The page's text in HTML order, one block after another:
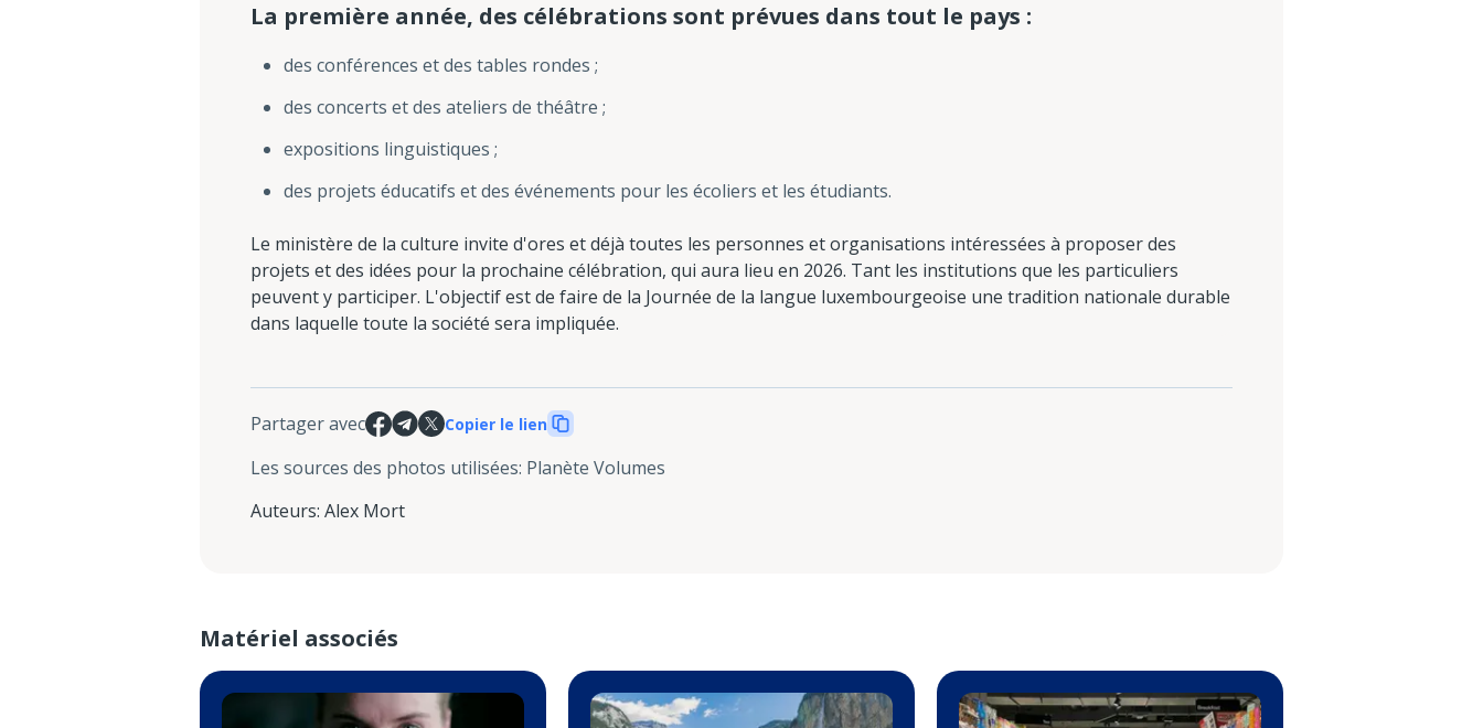
La première année, des célébrations sont prévues dans tout le pays :
des conférences et des tables rondes ;
des concerts et des ateliers de théâtre ;
expositions linguistiques ;
des projets éducatifs et des événements pour les écoliers et les étudiants.
Le ministère de la culture invite d'ores et déjà toutes les personnes et organisations intéressées à proposer des
projets et des idées pour la prochaine célébration, qui aura lieu en 2026. Tant les institutions que les particuliers
peuvent y participer. L'objectif est de faire de la Journée de la langue luxembourgeoise une tradition nationale durable
dans laquelle toute la société sera impliquée.
Partager avec Copier le lien
Les sources des photos utilisées: Planète Volumes
Auteurs: Alex Mort
Matériel associés